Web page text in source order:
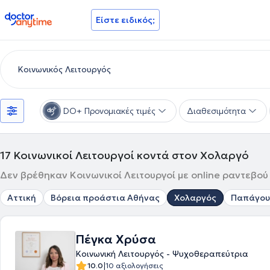
doctoranytime Είστε ειδικός;
DO+ Προνομιακές τιμές Διαθεσιμότητα
17 Κοινωνικοί Λειτουργοί κοντά στον Χολαργό
Δεν βρέθηκαν Κοινωνικοί Λειτουργοί με online
Αττική Βόρεια προάστια Αθήνας Χολαργός Παπάγου
Πέγκα Χρύσα
Κοινωνική Λειτουργός - Ψυχοθεραπεύτρια
10.0|10 αξιολογήσεις